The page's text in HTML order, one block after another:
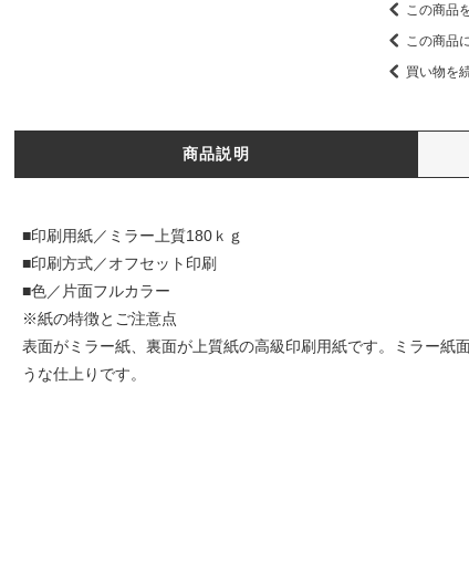
この商品
この商品
買い物を
商品説明
■印刷用紙／ミラー上質180ｋｇ
■印刷方式／オフセット印刷
■色／片面フルカラー
※紙の特徴とご注意点
表面がミラー紙、裏面が上質紙の高級印刷用紙です。ミラー紙
うな仕上りです。